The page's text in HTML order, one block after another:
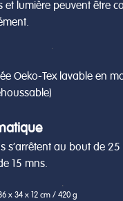
et lumière peuvent être
Oeko-Tex lavable en
s’arrêtent au bout de
15 mns.
x 34 x 12 cm / 420 g